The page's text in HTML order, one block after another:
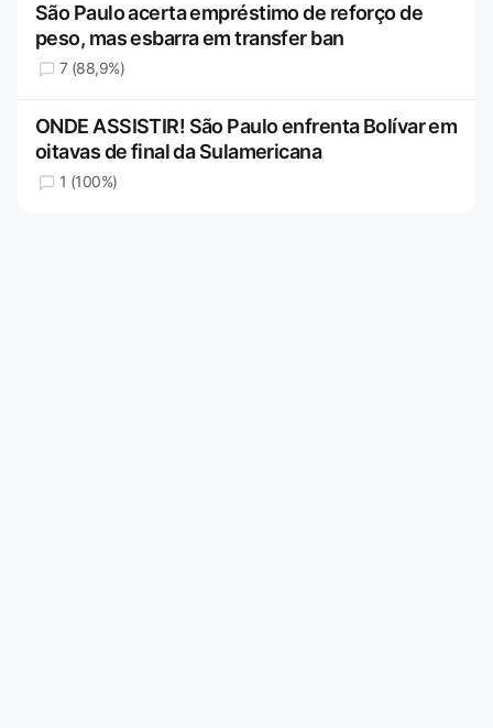
São Paulo acerta empréstimo de reforço de
peso, mas esbarra em transfer ban
7 (88,9%)
ONDE ASSISTIR! São Paulo enfrenta Bolívar em
oitavas de final da Sulamericana
1 (100%)